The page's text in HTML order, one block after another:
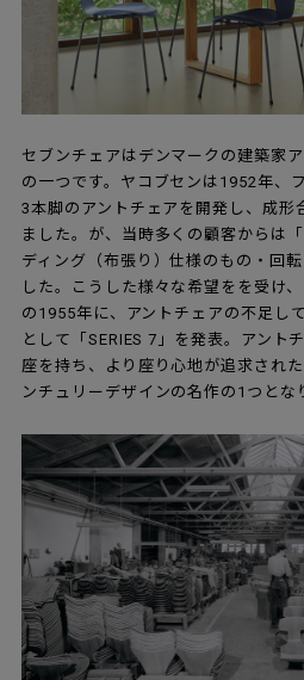
セブンチェアはデンマークの建築家
の一つです。ヤコブセンは1952年、
3本脚のアントチェアを開発し、成形
ました。が、当時多くの顧客からは
ディング（布張り）仕様のもの・回
した。こうした様々な希望をを受け
の1955年に、アントチェアの不足し
として「SERIES 7」を発表。アント
座を持ち、より座り心地が追求され
ンチュリーデザインの名作の1つとな